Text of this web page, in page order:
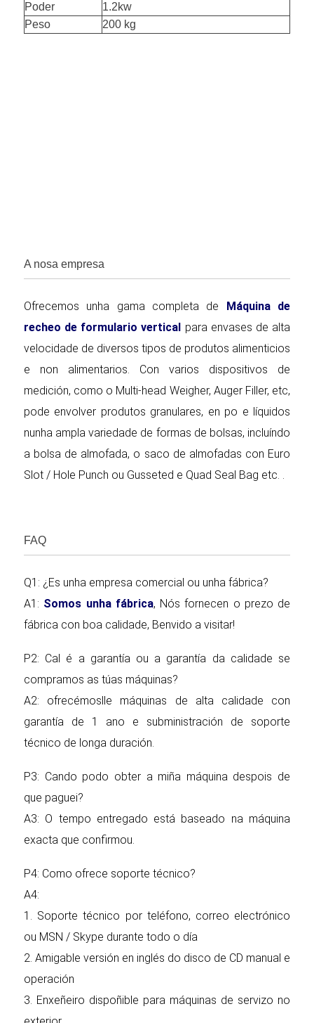
Poder
1.2kw
Peso
200 kg
A nosa empresa
Ofrecemos unha gama completa de
Máquina de
recheo de formulario vertical para envases de alta
velocidade de diversos tipos de produtos alimenticios
e non alimentarios. Con varios dispositivos de
medición, como o Multi-head Weigher, Auger Filler, etc,
pode envolver produtos granulares, en po e líquidos
nunha ampla variedade de formas de bolsas, incluíndo
a bolsa de almofada, o saco de almofadas con Euro
Slot / Hole Punch ou Gusseted e Quad Seal Bag etc. .
FAQ
Q1: ¿Es unha empresa comercial ou unha fábrica?
A1: Somos unha fábrica, Nós fornecen o prezo de
fábrica con boa calidade, Benvido a visitar!
P2: Cal é a garantía ou a garantía da calidade se
compramos as túas máquinas?
A2: ofrecémoslle máquinas de alta calidade con
garantía de 1 ano e subministración de soporte
técnico de longa duración.
P3: Cando podo obter a miña máquina despois de
que paguei?
A3: O tempo entregado está baseado na máquina
exacta que confirmou.
P4: Como ofrece soporte técnico?
A4:
1. Soporte técnico por teléfono, correo electrónico
ou MSN / Skype durante todo o día
2. Amigable versión en inglés do disco de CD manual e
operación
3. Enxeñeiro dispoñible para máquinas de servizo no